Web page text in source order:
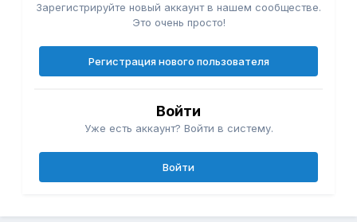
Зарегистрируйте новый аккаунт в нашем сообществе.
Это очень просто!
Регистрация нового пользователя
Войти
Уже есть аккаунт? Войти в систему.
Войти